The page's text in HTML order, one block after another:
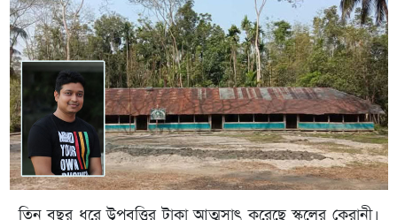
তিন বছর ধরে উপবৃত্তির টাকা আত্মসাৎ করেছে স্কুলের কেরানী।